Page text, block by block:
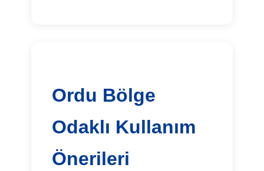
Ordu Bölge
Odaklı Kullanım
Önerileri